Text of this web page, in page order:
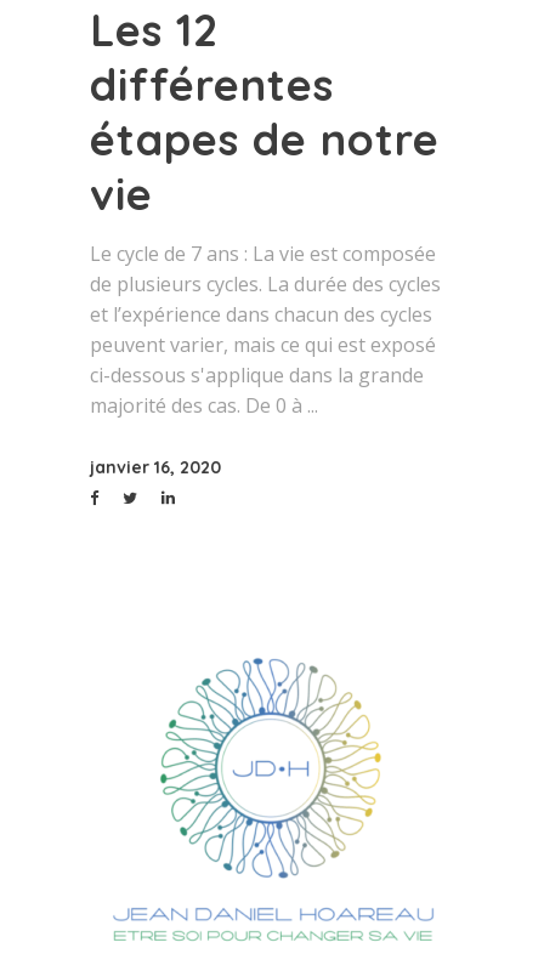
Les 12
différentes
étapes de notre
vie
Le cycle de 7 ans : La vie est composée
de plusieurs cycles. La durée des cycles
et l’expérience dans chacun des cycles
peuvent varier, mais ce qui est exposé
ci-dessous s'applique dans la grande
majorité des cas. De 0 à
janvier 16, 2020